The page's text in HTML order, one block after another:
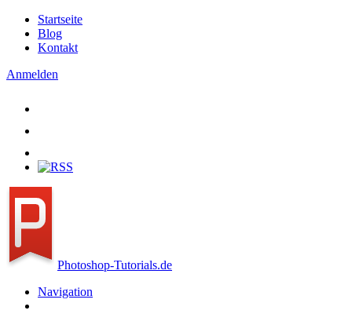
Direkt zum Inhalt
Startseite
Blog
Kontakt
Anmelden
Photoshop-Tutorials.de
Navigation